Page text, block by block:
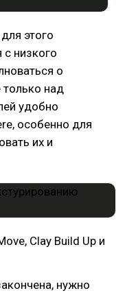
этого
с низкого
о
только над
удобно
особенно для
их и
Clay Build Up и
нужно